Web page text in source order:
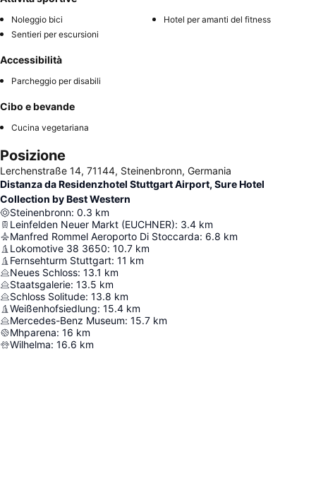
Noleggio bici
Hotel per amanti del fitness
Sentieri per escursioni
Accessibilità
Parcheggio per disabili
Cibo e bevande
Cucina vegetariana
Posizione
Lerchenstraße 14, 71144, Steinenbronn, Germania
Distanza da Residenzhotel Stuttgart Airport, Sure Hotel
Collection by Best Western
Steinenbronn: 0.3 km
Leinfelden Neuer Markt (EUCHNER): 3.4 km
Manfred Rommel Aeroporto Di Stoccarda: 6.8 km
Lokomotive 38 3650: 10.7 km
Fernsehturm Stuttgart: 11 km
Neues Schloss: 13.1 km
Staatsgalerie: 13.5 km
Schloss Solitude: 13.8 km
Weißenhofsiedlung: 15.4 km
Mercedes-Benz Museum: 15.7 km
Mhparena: 16 km
Wilhelma: 16.6 km